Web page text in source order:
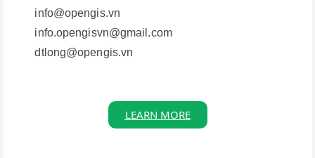
info@opengis.vn
info.opengisvn@gmail.com
dtlong@opengis.vn
LEARN MORE